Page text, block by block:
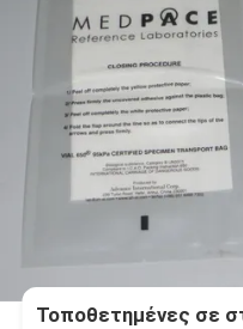
Τοποθετημένες σε